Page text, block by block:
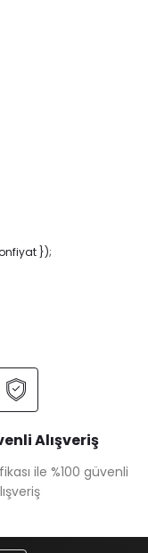
});
Alışveriş
ile %100 güvenli